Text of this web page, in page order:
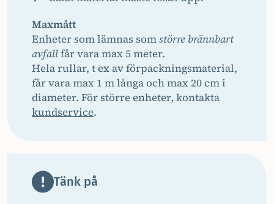
Maxmått
Enheter som lämnas somstörre brännbart
avfallfår vara max 5 meter.
Hela rullar, t ex av förpackningsmaterial,
får vara max 1 m långa och max 20 cm i
diameter. För större enheter, kontakta
kundservice.
Tänk på